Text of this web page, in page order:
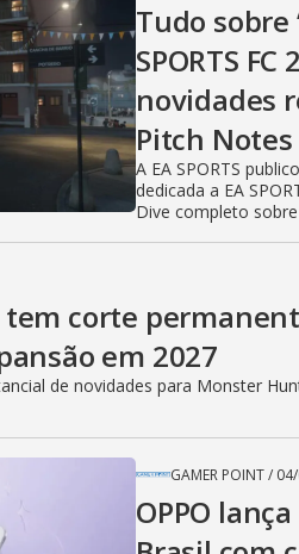
Tudo sobre
SPORTS
novidades
Pitch Notes
A EA SPORTS
dedicada a EA
Dive completo
corte
em 2027
de novidades para Monster
GAMER POINT/
OPPO